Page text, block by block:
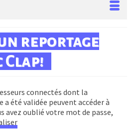
reportage
Clap!
connectés dont la
été validée peuvent accéder à
avez oublié votre mot de passe,